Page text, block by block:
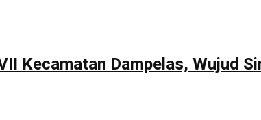
Kecamatan Dampelas, Wujud